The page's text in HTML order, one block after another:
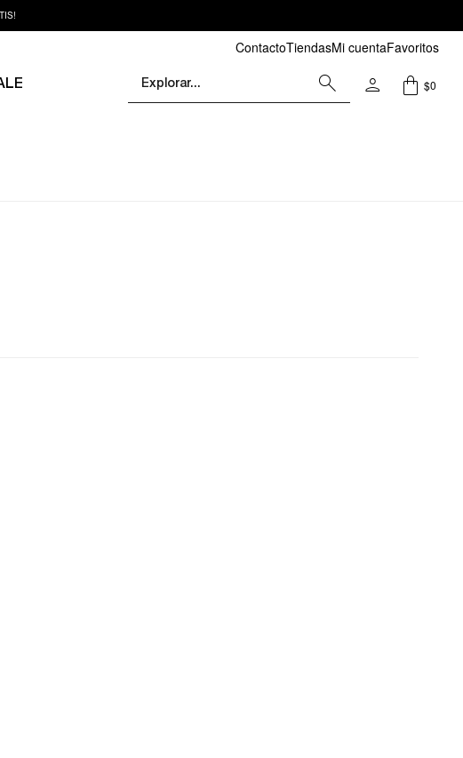
ContactoTiendasMi cuentaFavoritos
$0